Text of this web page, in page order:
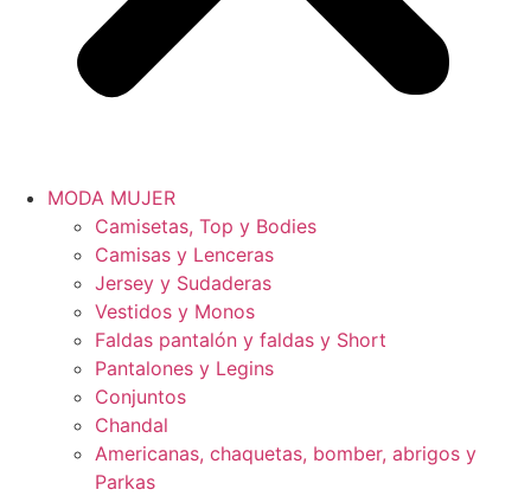
MODA MUJER
Camisetas, Top y Bodies
Camisas y Lenceras
Jersey y Sudaderas
Vestidos y Monos
Faldas pantalón y faldas y Short
Pantalones y Legins
Conjuntos
Chandal
Americanas, chaquetas, bomber, abrigos y
Parkas